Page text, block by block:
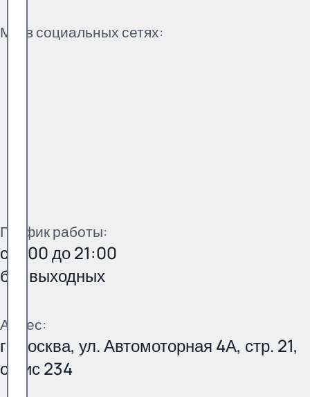
Мы в социальных сетях:
График работы:
с 9:00 до 21:00
без выходных
Адрес:
г. Москва, ул. Автомоторная 4А, стр. 21,
офис 234